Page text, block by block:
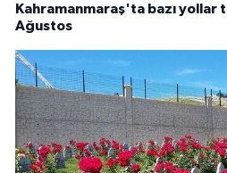
Kahramanmaraş'ta bazı yollar
Ağustos